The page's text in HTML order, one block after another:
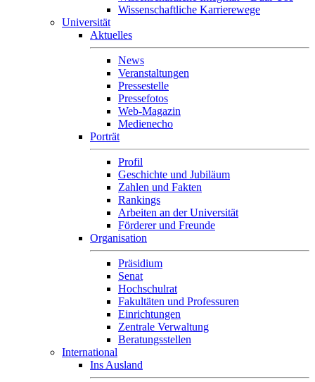
Wissenschaftliche Karrierewege
Universität
Aktuelles
News
Veranstaltungen
Pressestelle
Pressefotos
Web-Magazin
Medienecho
Porträt
Profil
Geschichte und Jubiläum
Zahlen und Fakten
Rankings
Arbeiten an der Universität
Förderer und Freunde
Organisation
Präsidium
Senat
Hochschulrat
Fakultäten und Professuren
Einrichtungen
Zentrale Verwaltung
Beratungsstellen
International
Ins Ausland